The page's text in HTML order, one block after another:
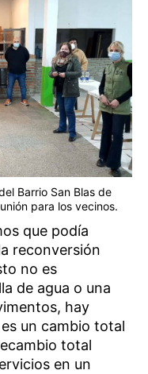
Barrio San Blas de
para los vecinos.
que podía
reconversión
no es
de agua o una
hay
un cambio total
total
en un